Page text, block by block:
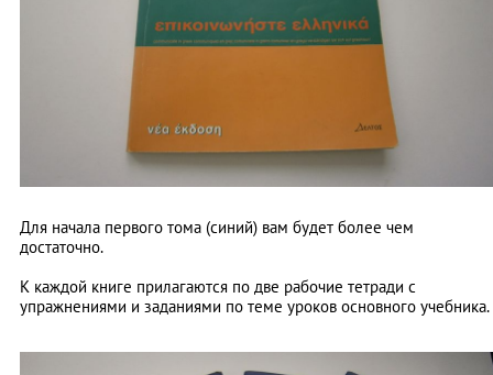
Для начала первого тома (синий) вам будет более чем
достаточно.
К каждой книге прилагаются по две рабочие тетради с
упражнениями и заданиями по теме уроков основного учебника.